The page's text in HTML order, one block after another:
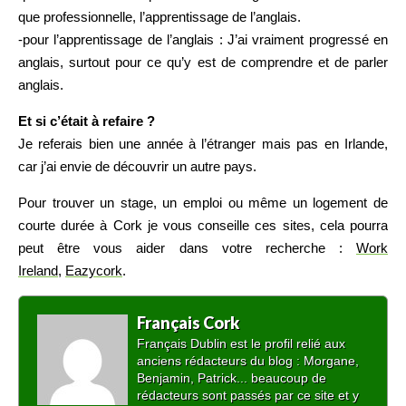
que professionnelle, l’apprentissage de l’anglais.
-pour l’apprentissage de l’anglais : J’ai vraiment progressé en
anglais, surtout pour ce qu’y est de comprendre et de parler
anglais.
Et si c’était à refaire ?
Je referais bien une année à l’étranger mais pas en Irlande,
car j’ai envie de découvrir un autre pays.
Pour trouver un stage, un emploi ou même un logement de
courte durée à Cork je vous conseille ces sites, cela pourra
peut être vous aider dans votre recherche : Work
Ireland, Eazycork.
Français Cork
Français Dublin est le profil relié aux
anciens rédacteurs du blog : Morgane,
Benjamin, Patrick... beaucoup de
rédacteurs sont passés par ce site et y